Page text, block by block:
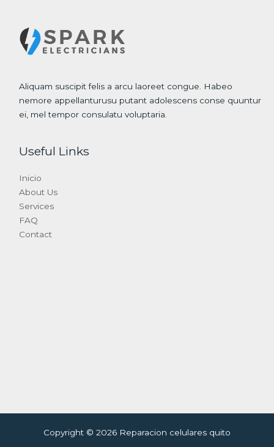
Aliquam suscipit felis a arcu laoreet congue. Habeo
nemore appellanturusu putant adolescens conse quuntur
ei, mel tempor consulatu voluptaria.
Useful Links
Inicio
About Us
Services
FAQ
Contact
Copyright © 2026 Reparacion celulares quito